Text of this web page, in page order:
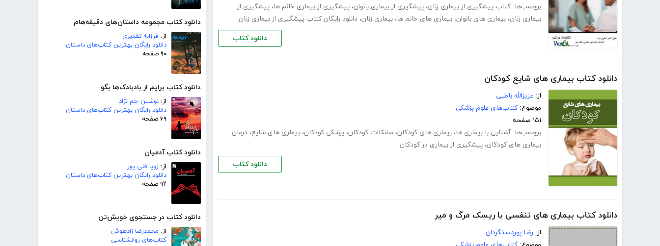
دانلود کتاب مجموعه داستان‌های دقیقه‌هام
از: فرزانه تقدیری
دانلود رایگان بهترین کتاب‌های داستان
۹۰ صفحه
دانلود کتاب برایم از بادبادک‌ها بگو
از: نوشین جم نژاد
دانلود رایگان بهترین کتاب‌های داستان
۶۹ صفحه
دانلود کتاب آدمیان
از: زویا قلی پور
دانلود رایگان بهترین کتاب‌های داستان
۹۲ صفحه
دانلود کتاب در جستجوی خویش‌تن
از: محمدرضا زادهوش
کتاب‌های روانشناسی
برچسب‌ها: کتاب پیشگیری از بیماری زنان، پیشگیری از بیماری بانوان، پیشگیری از بیماری خانم ها، پیشگیری از
بیماری زنان، بیماری های بانوان، بیماری های خانم ها، بیماری زنان، دانلود رایگان کتاب پیشگیری از بیماری زنان
دانلود کتاب
دانلود کتاب بیماری های شایع کودکان
از: عزیزالله باطبی
موضوع: کتاب‌های علوم پزشکی
۱۵۱ صفحه
برچسب‌ها: آشنایی با بیماری ها، بیماری های کودکان، مشکلات کودکان، پزشکی کودکان، بیماری های شایع، درمان
بیماری های کودکان، پیشگیری از بیماری در کودکان
دانلود کتاب
دانلود کتاب بیماری های تنفسی با ریسک مرگ و میر
از: رضا پوردستگردان